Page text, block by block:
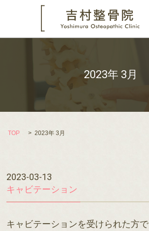
2023年 3月
TOP 2023年 3月
2023-03-13
キャビテーション
キャビテーションを受けられた方